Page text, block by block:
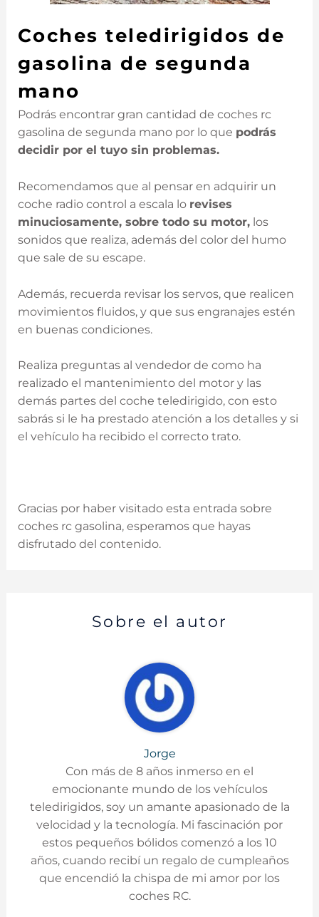
Coches teledirigidos de
gasolina de segunda
mano
Podrás encontrar gran cantidad de coches rc
gasolina de segunda mano por lo que podrás
decidir por el tuyo sin problemas.
Recomendamos que al pensar en adquirir un
coche radio control a escala lo revises
minuciosamente, sobre todo su motor,los
sonidos que realiza, además del color del humo
que sale de su escape.
Además, recuerda revisar los servos, que realicen
movimientos fluidos, y que sus engranajes estén
en buenas condiciones.
Realiza preguntas al vendedor de como ha
realizado el mantenimiento del motor y las
demás partes del coche teledirigido, con esto
sabrás si le ha prestado atención a los detalles y si
el vehículo ha recibido el correcto trato.
Gracias por haber visitado esta entrada sobre
coches rc gasolina, esperamos que hayas
disfrutado del contenido.
Sobre el autor
Jorge
Con más de 8 años inmerso en el
emocionante mundo de los vehículos
teledirigidos, soy un amante apasionado de la
velocidad y la tecnología. Mi fascinación por
estos pequeños bólidos comenzó a los 10
años, cuando recibí un regalo de cumpleaños
que encendió la chispa de mi amor por los
coches RC.